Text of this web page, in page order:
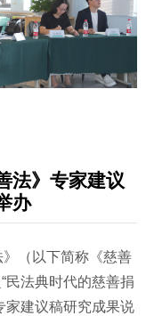
法》专家建议
办
（以下简称《慈善
民法典时代的慈善捐
家建议稿研究成果说